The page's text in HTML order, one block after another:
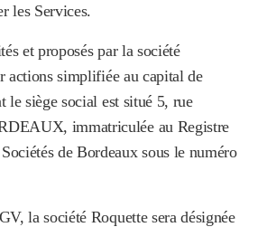
les Services.
et proposés par la société
actions simplifiée au capital de
le siège social est situé 5, rue
immatriculée au Registre
de Bordeaux sous le numéro
la société Roquette sera désignée